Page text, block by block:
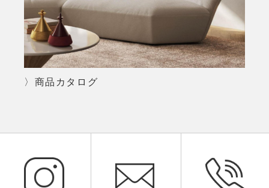
〉商品カタログ